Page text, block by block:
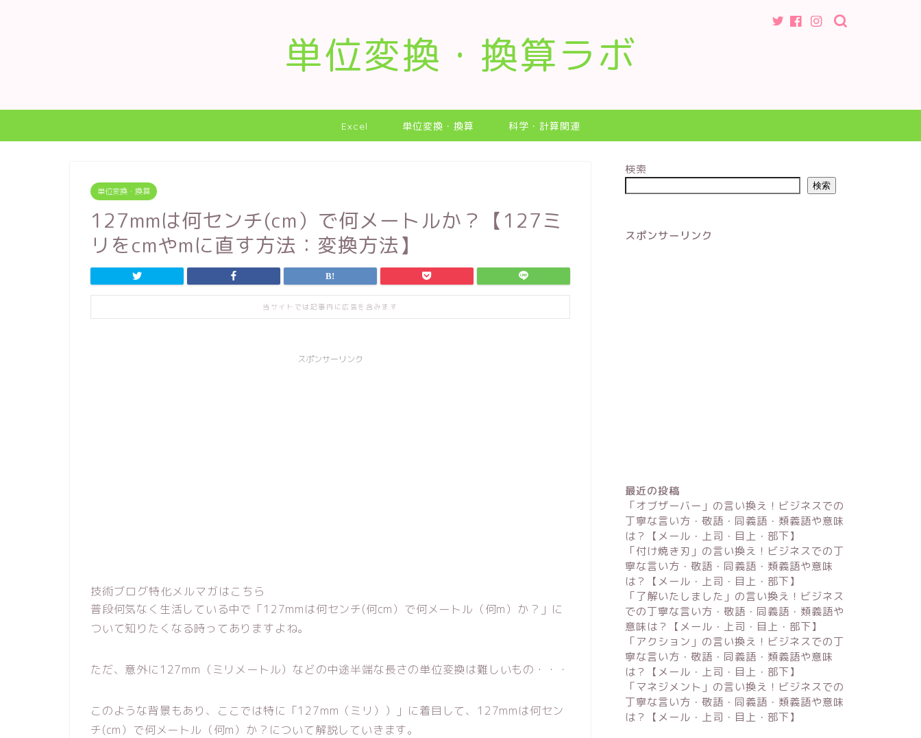
単位変換・換算ラボ
Excel 単位変換・換算 科学・計算関連
単位変換・換算
127mmは何センチ(cm）で何メートルか？【127ミ
リをcmやmに直す方法：変換方法】
当サイトでは記事内に広告を含みます
スポンサーリンク
技術ブログ特化メルマガはこちら
普段何気なく生活している中で「127mmは何センチ(何cm）で何メートル（何m）か？」に
ついて知りたくなる時ってありますよね。
ただ、意外に127mm（ミリメートル）などの中途半端な長さの単位変換は難しいもの・・・
このような背景もあり、ここでは特に「127mm（ミリ））」に着目して、127mmは何セン
チ(cm）で何メートル（何m）か？について解説していきます。
検索
検索
スポンサーリンク
最近の投稿
「オブザーバー」の言い換え！ビジネスでの
丁寧な言い方・敬語・同義語・類義語や意味
は？【メール・上司・目上・部下】
「付け焼き刃」の言い換え！ビジネスでの丁
寧な言い方・敬語・同義語・類義語や意味
は？【メール・上司・目上・部下】
「了解いたしました」の言い換え！ビジネス
での丁寧な言い方・敬語・同義語・類義語や
意味は？【メール・上司・目上・部下】
「アクション」の言い換え！ビジネスでの丁
寧な言い方・敬語・同義語・類義語や意味
は？【メール・上司・目上・部下】
「マネジメント」の言い換え！ビジネスでの
丁寧な言い方・敬語・同義語・類義語や意味
は？【メール・上司・目上・部下】